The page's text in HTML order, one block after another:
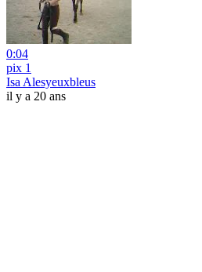
0:04
pix 1
Isa Alesyeuxbleus
il y a 20 ans